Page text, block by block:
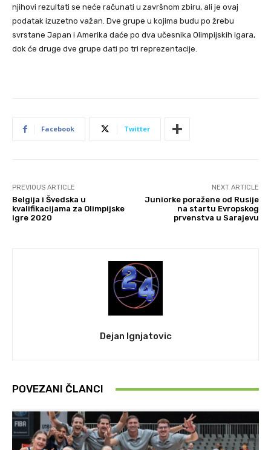
njihovi rezultati se neće računati u završnom zbiru, ali je ovaj
podatak izuzetno važan. Dve grupe u kojima budu po žrebu
svrstane Japan i Amerika daće po dva učesnika Olimpijskih igara,
dok će druge dve grupe dati po tri reprezentacije.
Facebook Twitter
PREVIOUS ARTICLE
Belgija i Švedska u
kvalifikacijama za Olimpijske
igre 2020
NEXT ARTICLE
Juniorke poražene od Rusije
na startu Evropskog
prvenstva u Sarajevu
Dejan Ignjatovic
POVEZANI ČLANCI